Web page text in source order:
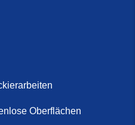
Oberflächen